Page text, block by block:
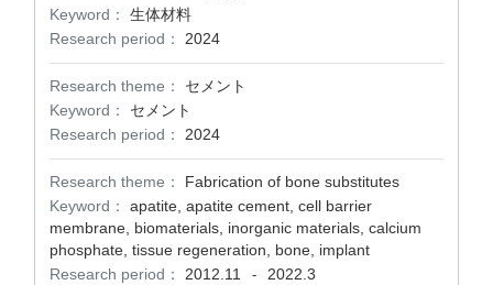
Keyword：
生体材料
Research period：
2024
Research theme：
セメント
Keyword：
セメント
Research period：
2024
Research theme：
Fabrication of bone substitutes
Keyword：
apatite, apatite cement, cell barrier
membrane, biomaterials, inorganic materials, calcium
phosphate, tissue regeneration, bone, implant
Research period：
2012.11 - 2022.3